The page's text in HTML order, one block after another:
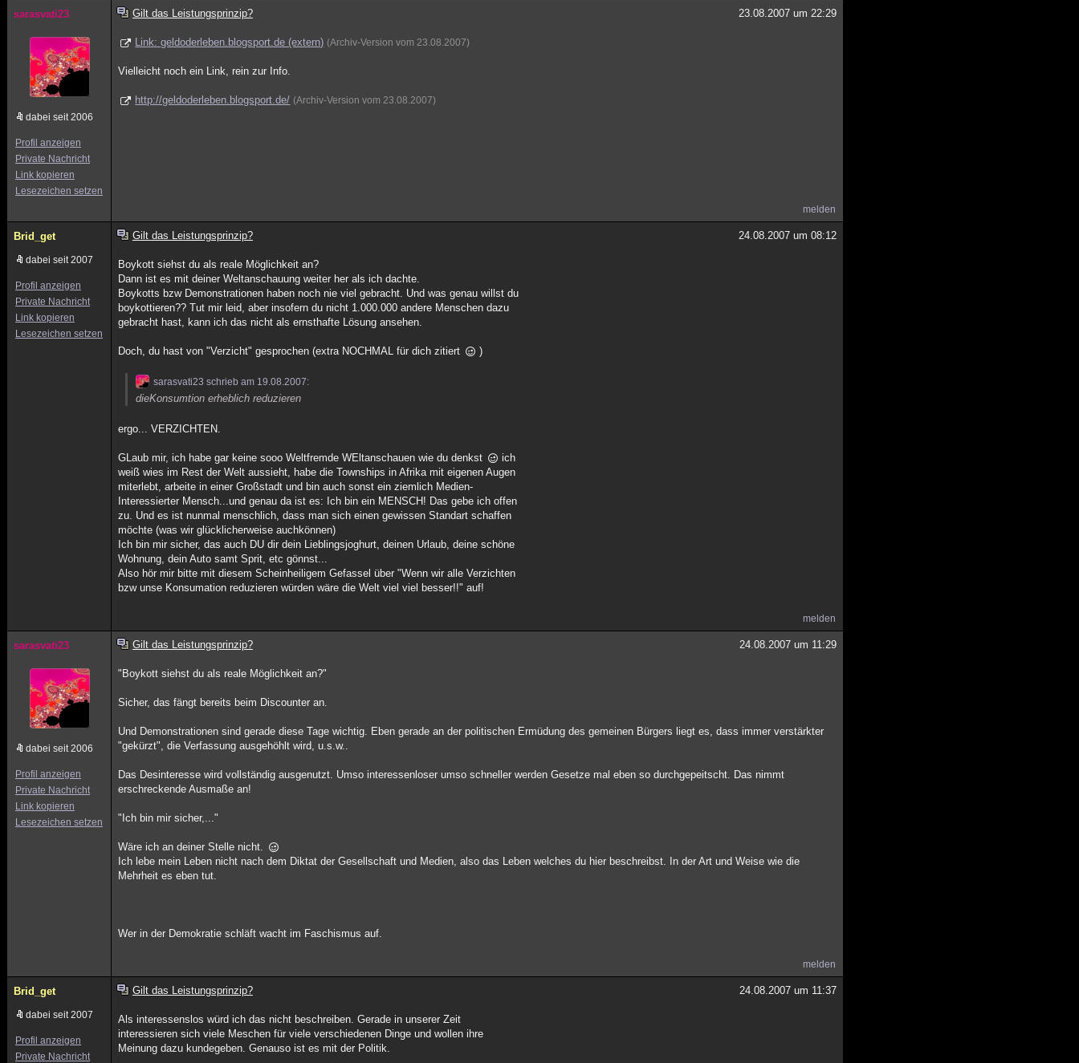
sarasvati23
dabei seit 2006
Profil anzeigen
Private Nachricht
Link kopieren
Lesezeichen setzen
Gilt das Leistungsprinzip? 23.08.2007 um 22:29
Link: geldoderleben.blogsport.de (extern) (Archiv-Version vom 23.08.2007)
Vielleicht noch ein Link, rein zur Info.
http://geldoderleben.blogsport.de/ (Archiv-Version vom 23.08.2007)
melden
Brid_get
dabei seit 2007
Profil anzeigen
Private Nachricht
Link kopieren
Lesezeichen setzen
Gilt das Leistungsprinzip? 24.08.2007 um 08:12
Boykott siehst du als reale Möglichkeit an?
Dann ist es mit deiner Weltanschauung weiter her als ich dachte.
Boykotts bzw Demonstrationen haben noch nie viel gebracht. Und was genau willst du
boykottieren?? Tut mir leid, aber insofern du nicht 1.000.000 andere Menschen dazu
gebracht hast, kann ich das nicht als ernsthafte Lösung ansehen.
Doch, du hast von "Verzicht" gesprochen (extra NOCHMAL für dich zitiert )
sarasvati23 schrieb am 19.08.2007:
dieKonsumtion erheblich reduzieren
ergo... VERZICHTEN.
GLaub mir, ich habe gar keine sooo Weltfremde WEltanschauen wie du denkst
ich
weiß wies im Rest der Welt aussieht, habe die Townships in Afrika mit eigenen Augen
miterlebt, arbeite in einer Großstadt und bin auch sonst ein ziemlich Medien-
Interessierter Mensch...und genau da ist es: Ich bin ein MENSCH! Das gebe ich offen
zu. Und es ist nunmal menschlich, dass man sich einen gewissen Standart schaffen
möchte (was wir glücklicherweise auchkönnen)
Ich bin mir sicher, das auch DU dir dein Lieblingsjoghurt, deinen Urlaub, deine schöne
Wohnung, dein Auto samt Sprit, etc gönnst...
Also hör mir bitte mit diesem Scheinheiligem Gefassel über "Wenn wir alle Verzichten
bzw unse Konsumation reduzieren würden wäre die Welt viel viel besser!!" auf!
melden
sarasvati23
dabei seit 2006
Profil anzeigen
Private Nachricht
Link kopieren
Lesezeichen setzen
Gilt das Leistungsprinzip? 24.08.2007 um 11:29
"Boykott siehst du als reale Möglichkeit an?"
Sicher, das fängt bereits beim Discounter an.
Und Demonstrationen sind gerade diese Tage wichtig. Eben gerade an der politischen Ermüdung des gemeinen Bürgers liegt es, dass immer verstärkter
"gekürzt", die Verfassung ausgehöhlt wird, u.s.w..
Das Desinteresse wird vollständig ausgenutzt. Umso interessenloser umso schneller werden Gesetze mal eben so durchgepeitscht. Das nimmt
erschreckende Ausmaße an!
"Ich bin mir sicher,..."
Wäre ich an deiner Stelle nicht.
Ich lebe mein Leben nicht nach dem Diktat der Gesellschaft und Medien, also das Leben welches du hier beschreibst. In der Art und Weise wie die
Mehrheit es eben tut.
Wer in der Demokratie schläft wacht im Faschismus auf.
melden
Brid_get
dabei seit 2007
Profil anzeigen
Private Nachricht
Gilt das Leistungsprinzip? 24.08.2007 um 11:37
Als interessenslos würd ich das nicht beschreiben. Gerade in unserer Zeit
interessieren sich viele Meschen für viele verschiedenen Dinge und wollen ihre
Meinung dazu kundegeben. Genauso ist es mit der Politik.